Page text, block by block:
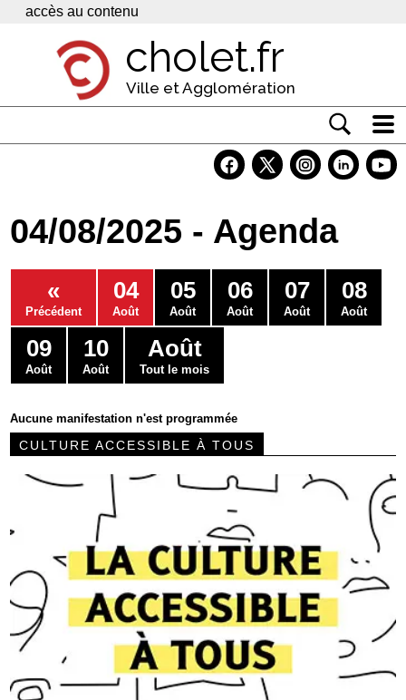
Panneau de gestion des cookies
accès au contenu
cholet.fr
Ville et Agglomération
Economie
Services
Contacts
04/08/2025 - Agenda
«
Précédent
04
Août
05
Août
06
Août
07
Août
08
Août
09
Août
10
Août
Août
Tout le mois
Aucune manifestation n'est programmée
CULTURE ACCESSIBLE À TOUS